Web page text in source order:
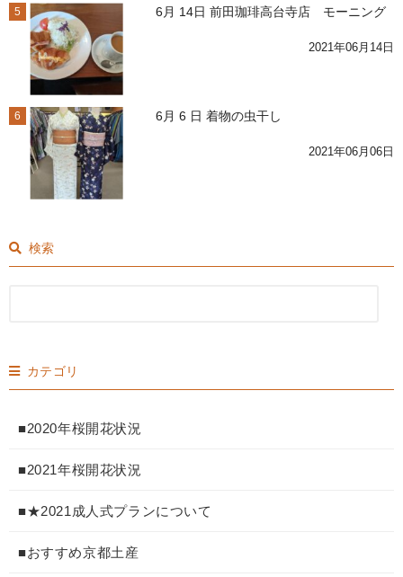
5 6月 14日 前田珈琲高台寺店 モーニング
2021年06月14日
6 6月 6 日 着物の虫干し
2021年06月06日
検索
カテゴリ
■2020年桜開花状況
■2021年桜開花状況
■★2021成人式プランについて
■おすすめ京都土産